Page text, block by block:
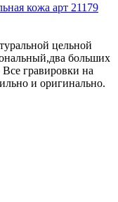
кожа арт 21179
цельной
больших
Все гравировки на
и оригинально.